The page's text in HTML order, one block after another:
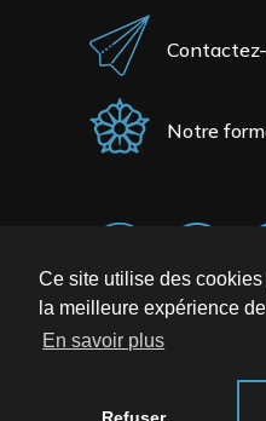
Ce site utilise des
la meilleure expérience
En savoir plus
Notre